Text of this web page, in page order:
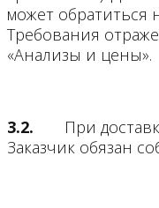
может обратиться
Требования
«Анализы и цены».
3.2. При
Заказчик обязан